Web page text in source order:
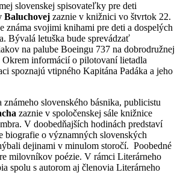
slovenskej spisovateľky pre deti
Baluchovej zaznie v knižnici vo štvrtok 22.
známa svojimi knihami pre deti a dospelých
Bývalá letuška bude sprevádzať
na palube Boeingu 737 na dobrodružnej
informácií o pilotovaní lietadla
spoznajú vtipného Kapitána Padáka a jeho
známeho slovenského básnika, publicistu
zaznie v spoločenskej sále knižnice
V doobedňajších hodinách predstaví
biografie o významných slovenských
dejinami v minulom storočí. Poobedné
milovníkov poézie. V rámci Literárneho
spolu s autorom aj členovia Literárneho